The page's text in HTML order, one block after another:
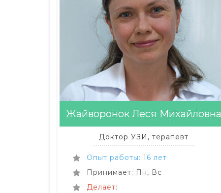
Жайворонок Леся Михайловна
Доктор УЗИ, терапевт
Опыт работы: 16 лет
Принимает: Пн, Вс
Делает: